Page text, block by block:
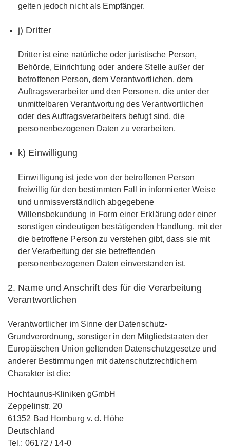
gelten jedoch nicht als Empfänger.
j) Dritter
Dritter ist eine natürliche oder juristische Person,
Behörde, Einrichtung oder andere Stelle außer der
betroffenen Person, dem Verantwortlichen, dem
Auftragsverarbeiter und den Personen, die unter der
unmittelbaren Verantwortung des Verantwortlichen
oder des Auftragsverarbeiters befugt sind, die
personenbezogenen Daten zu verarbeiten.
k) Einwilligung
Einwilligung ist jede von der betroffenen Person
freiwillig für den bestimmten Fall in informierter Weise
und unmissverständlich abgegebene
Willensbekundung in Form einer Erklärung oder einer
sonstigen eindeutigen bestätigenden Handlung, mit der
die betroffene Person zu verstehen gibt, dass sie mit
der Verarbeitung der sie betreffenden
personenbezogenen Daten einverstanden ist.
2. Name und Anschrift des für die Verarbeitung
Verantwortlichen
Verantwortlicher im Sinne der Datenschutz-
Grundverordnung, sonstiger in den Mitgliedstaaten der
Europäischen Union geltenden Datenschutzgesetze und
anderer Bestimmungen mit datenschutzrechtlichem
Charakter ist die:
Hochtaunus-Kliniken gGmbH
Zeppelinstr. 20
61352 Bad Homburg v. d. Höhe
Deutschland
Tel.: 06172 / 14-0